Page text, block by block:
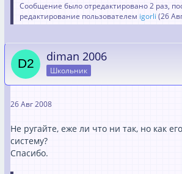
Сообщение было отредактировано 2 раз,
редактирование пользователем igorli (26
diman 2006
Школьник
26 Авг 2008
Не ругайте, еже ли что ни так, но как
систему?
Спасибо.